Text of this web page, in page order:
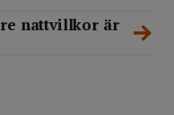
nattvillkor är